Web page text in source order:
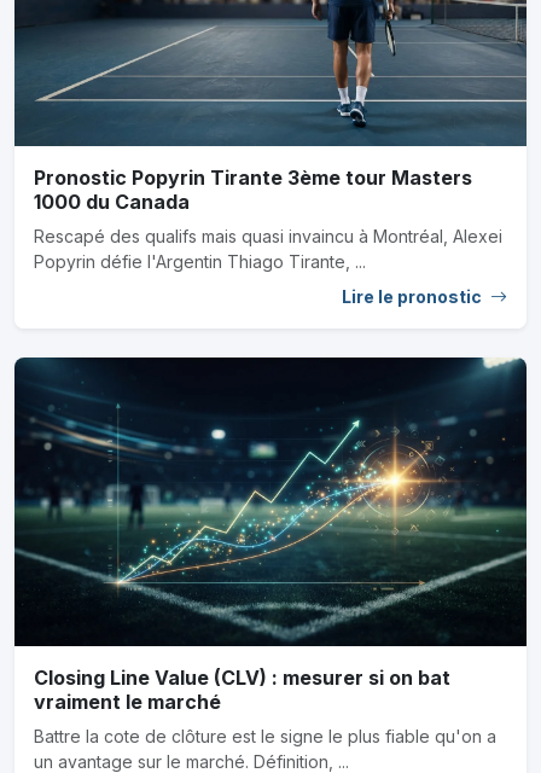
Pronostic Popyrin Tirante 3ème tour Masters
1000 du Canada
Rescapé des qualifs mais quasi invaincu à Montréal, Alexei
Popyrin défie l'Argentin Thiago Tirante, ...
Lire le pronostic
Closing Line Value (CLV) : mesurer si on bat
vraiment le marché
Battre la cote de clôture est le signe le plus fiable qu'on a
un avantage sur le marché. Définition, ...